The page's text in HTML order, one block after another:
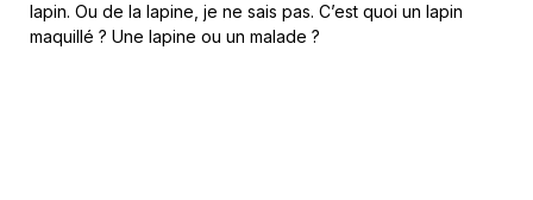
lapin. Ou de la lapine, je ne sais pas. C’est quoi un lapin
maquillé ? Une lapine ou un malade ?